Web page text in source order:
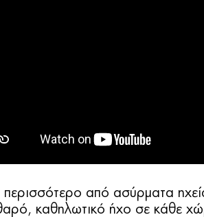
περισσότερο από ασύρματα
καθηλωτικό ήχο σε κάθε